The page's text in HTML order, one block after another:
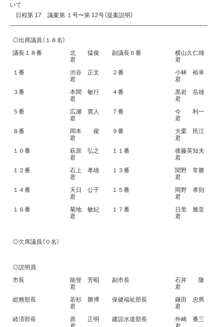
いて
日程第 17 議案第 １号〜第 12号（提案説明）
─────────────────────────────────────────────
◎出席議員（１８名）
議長１８番
北 猛俊
君
副議長６番
横山久仁雄
君
１番
渋谷 正文
君
２番
小林 裕幸
君
３番
本間 敏行
君
４番
黒岩 岳雄
君
５番
広瀬 寛人
君
７番
今 利一
君
８番
岡本 俊
君
９番
大栗 民江
君
１０番
萩原 弘之
君
１１番
後藤英知夫
君
１２番
石上 孝雄
君
１３番
関野 常勝
君
１４番
天日 公子
君
１５番
岡野 孝則
君
１６番
菊地 敏紀
君
１７番
日里 雅至
君
◎欠席議員（０名）
◎説明員
市長
能登 芳昭
君
副市長
石井 隆
君
総務部長
若杉 勝博
君
保健福祉部長
鎌田 忠男
君
経済部長
原 正明
建設水道部長
外崎 番三